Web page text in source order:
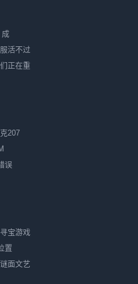
成
活不过
正在重
207
误
宝游戏
置
面文艺